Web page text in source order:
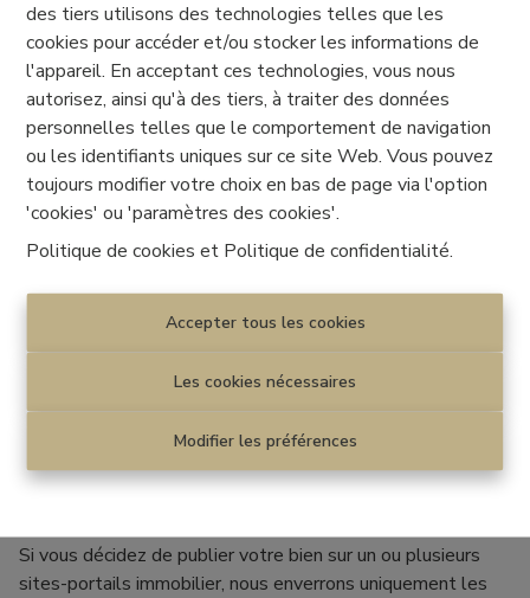
des tiers utilisons des technologies telles que les
cookies pour accéder et/ou stocker les informations de
l'appareil. En acceptant ces technologies, vous nous
autorisez, ainsi qu'à des tiers, à traiter des données
personnelles telles que le comportement de navigation
ou les identifiants uniques sur ce site Web. Vous pouvez
toujours modifier votre choix en bas de page via l'option
'cookies' ou 'paramètres des cookies'.
Politique de cookies et Politique de confidentialité.
Accepter tous les cookies
Les cookies nécessaires
Modifier les préférences
données personnelles concernant la race, la religion,
l'orientation sexuelle ou l’état de santé, de sorte que les
autres informations utiles que nous enregistrons ne
puissent en aucun cas se rapporter à de telles données.
Les données personnelles sont conservées pour pouvoir
exécuter le mandat de location. Les données personnelles
sont conservées pendant au moins 10 ans, compte tenu
responsabilité contractuelle. Par défaut, nous conservons
vos données pour une période de 30 ans, mais après 10
ans, vous pouvez demander l’effacement de vos données.
certificat de conformité électrique, les données
partenaire. Si un contrat de location est conclu, les
données nécessaires à l'établissement du bail seront
Si vous décidez de publier votre bien sur un ou plusieurs
sites-portails immobilier, nous enverrons uniquement les